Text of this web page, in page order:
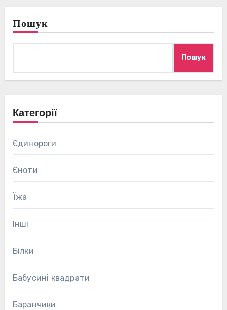
Пошук
Пошук
Категорії
Єдинороги
Єноти
Їжа
Інші
Білки
Бабусині квадрати
Баранчики